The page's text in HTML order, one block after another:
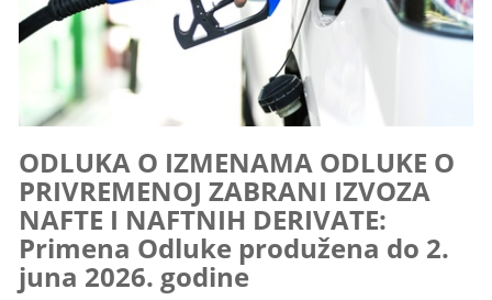
ODLUKA O IZMENAMA ODLUKE O
PRIVREMENOJ ZABRANI IZVOZA
NAFTE I NAFTNIH DERIVATE:
Primena Odluke produžena do 2.
juna 2026. godine